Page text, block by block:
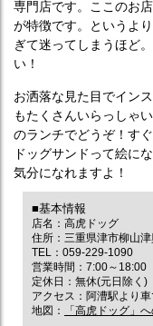
専門店です。ここのお
が特徴です。というよ
ぎて迷ってしまうほど
い！
お洒落な見た目でイン
もたくさんいらっしゃ
のランチでどうぞ！す
ドッグサンドって絵に
気分になれますよ！
■基本情報
店名：高虎ドッグ
住所：三重県津市柳山
TEL：059-229-1090
営業時間：7:00～18:00
定休日：無休(元日除く)
アクセス：阿漕駅より
地図：
「高虎ドッグ」